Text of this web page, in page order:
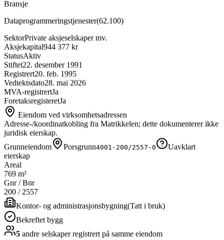
Bransje
Dataprogrammeringstjenester(62.100)
SektorPrivate aksjeselskaper mv.
Aksjekapital944 377 kr
StatusAktiv
Stiftet22. desember 1991
Registrert20. feb. 1995
Vedtektsdato28. mai 2026
MVA-registrertJa
ForetaksregisteretJa
Eiendom ved virksomhetsadressen
Adresse-/koordinatkobling fra Matrikkelen; dette dokumenterer ikke
juridisk eierskap.
Grunneiendom
Porsgrunn4001-200/2557-0
Uavklart
eierskap
Areal
769 m²
Gnr / Bnr
200 /2557
Kontor- og administrasjonsbygning(Tatt i bruk)
Bekreftet bygg
5 andre selskaperregistrert på samme eiendom